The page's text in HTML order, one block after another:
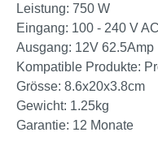
Leistung: 750 W
Eingang: 100 - 240 V AC
Ausgang: 12V 62.5Amp
Kompatible Produkte:
Grösse: 8.6x20x3.8cm
Gewicht: 1.25kg
Garantie: 12 Monate